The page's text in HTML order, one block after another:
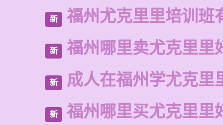
新 福州尤克里里培训班
新 福州哪里卖尤克里里
新 成人在福州学尤克里
新 福州哪里买尤克里里